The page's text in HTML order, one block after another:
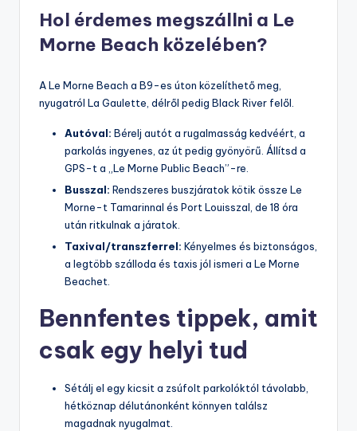
Hol érdemes megszállni a Le
Morne Beach közelében?
A Le Morne Beach a B9-es úton közelíthető meg,
nyugatról La Gaulette, délről pedig Black River felől.
Autóval: Bérelj autót a rugalmasság kedvéért, a
parkolás ingyenes, az út pedig gyönyörű. Állítsd a
GPS-t a „Le Morne Public Beach”-re.
Busszal: Rendszeres buszjáratok kötik össze Le
Morne-t Tamarinnal és Port Louisszal, de 18 óra
után ritkulnak a járatok.
Taxival/transzferrel: Kényelmes és biztonságos,
a legtöbb szálloda és taxis jól ismeri a Le Morne
Beachet.
Bennfentes tippek, amit
csak egy helyi tud
Sétálj el egy kicsit a zsúfolt parkolóktól távolabb,
hétköznap délutánonként könnyen találsz
magadnak nyugalmat.